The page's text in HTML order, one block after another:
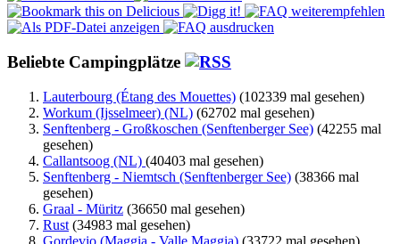
Beliebte Campingplätze
Lauterbourg (Étang des Mouettes) (102339 mal gesehen)
Workum (Ijsselmeer) (NL) (62702 mal gesehen)
Senftenberg - Großkoschen (Senftenberger See) (42255 mal
gesehen)
Callantsoog (NL) (40403 mal gesehen)
Senftenberg - Niemtsch (Senftenberger See) (38366 mal
gesehen)
Graal - Müritz (36650 mal gesehen)
Rust (34983 mal gesehen)
Gordevio (Maggia - Valle Maggia) (33722 mal gesehen)